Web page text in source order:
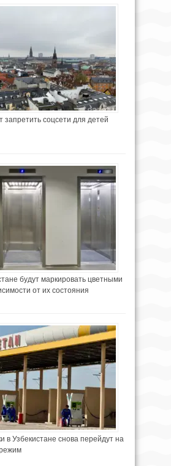
запретить соцсети для детей
будут маркировать цветными
от их состояния
в Узбекистане снова перейдут на